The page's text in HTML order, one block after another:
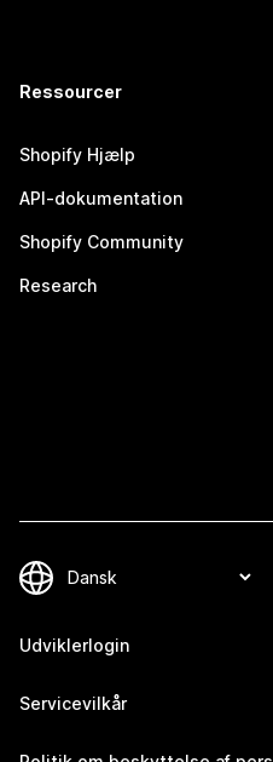
Ressourcer
Shopify Hjælp
API-dokumentation
Shopify Community
Research
Udviklerlogin
Servicevilkår